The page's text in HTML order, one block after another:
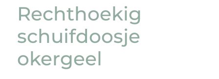
Rechthoekig
schuifdoosje
okergeel